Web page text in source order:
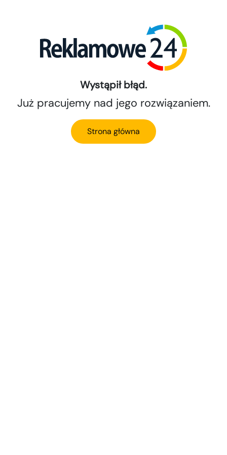
Wystąpił błąd.
Już pracujemy nad jego rozwiązaniem.
Strona główna